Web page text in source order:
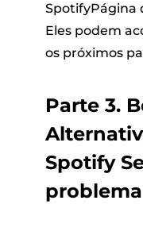
SpotifyPágina
Eles podem
os próximos
Parte 3.
Spotify
problema